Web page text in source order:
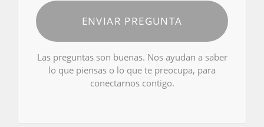
ENVIAR PREGUNTA
Las preguntas son buenas. Nos ayudan a saber
lo que piensas o lo que te preocupa, para
conectarnos contigo.